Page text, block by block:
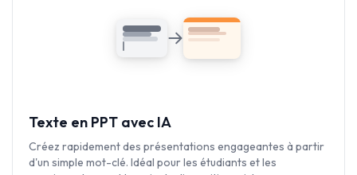
Texte en PPT avec IA
Créez rapidement des présentations engageantes à partir
d'un simple mot-clé. Idéal pour les étudiants et les